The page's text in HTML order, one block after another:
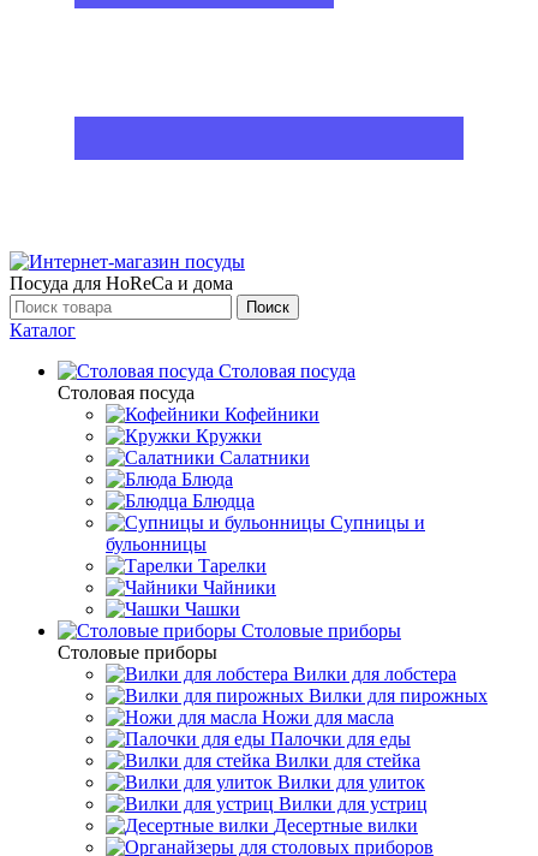
Посуда для HoReCa и дома
Поиск
Каталог
Столовая посуда
Столовая посуда
Кофейники
Кружки
Салатники
Блюда
Блюдца
Супницы и
бульонницы
Тарелки
Чайники
Чашки
Cтоловые приборы
Cтоловые приборы
Вилки для лобстера
Вилки для пирожных
Ножи для масла
Палочки для еды
Вилки для стейка
Вилки для улиток
Вилки для устриц
Десертные вилки